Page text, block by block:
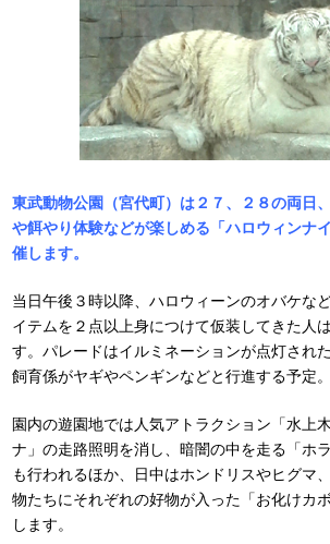
東武動物公園（宮代町）は２７、２８の両日
や餌やり体験などが楽しめる「ハロウィンナ
催します。
当日午後３時以降、ハロウィーンのオバケな
イテムを２点以上身につけて仮装してきた人
す。パレードはイルミネーションが点灯され
飼育係がヤギやペンギンなどと行進する予定。
園内の遊園地では人気アトラクション「水上
ナ」の走路照明を消し、暗闇の中を走る「ホ
も行われるほか、日中はホンドリスやヒグマ
物たちにそれぞれの好物が入った「お化けカ
します。